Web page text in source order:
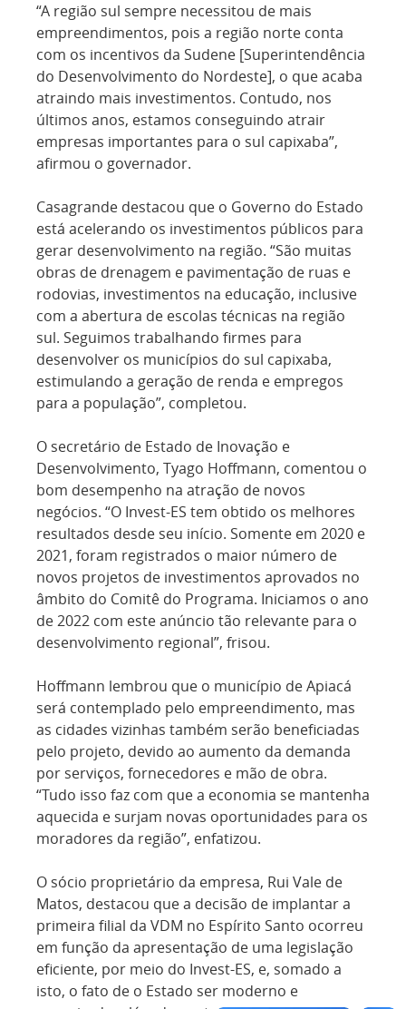
“A região sul sempre necessitou de mais
empreendimentos, pois a região norte conta
com os incentivos da Sudene [Superintendência
do Desenvolvimento do Nordeste], o que acaba
atraindo mais investimentos. Contudo, nos
últimos anos, estamos conseguindo atrair
empresas importantes para o sul capixaba”,
afirmou o governador.
Casagrande destacou que o Governo do Estado
está acelerando os investimentos públicos para
gerar desenvolvimento na região. “São muitas
obras de drenagem e pavimentação de ruas e
rodovias, investimentos na educação, inclusive
com a abertura de escolas técnicas na região
sul. Seguimos trabalhando firmes para
desenvolver os municípios do sul capixaba,
estimulando a geração de renda e empregos
para a população”, completou.
O secretário de Estado de Inovação e
Desenvolvimento, Tyago Hoffmann, comentou o
bom desempenho na atração de novos
negócios. “O Invest-ES tem obtido os melhores
resultados desde seu início. Somente em 2020 e
2021, foram registrados o maior número de
novos projetos de investimentos aprovados no
âmbito do Comitê do Programa. Iniciamos o ano
de 2022 com este anúncio tão relevante para o
desenvolvimento regional”, frisou.
Hoffmann lembrou que o município de Apiacá
será contemplado pelo empreendimento, mas
as cidades vizinhas também serão beneficiadas
pelo projeto, devido ao aumento da demanda
por serviços, fornecedores e mão de obra.
“Tudo isso faz com que a economia se mantenha
aquecida e surjam novas oportunidades para os
moradores da região”, enfatizou.
O sócio proprietário da empresa, Rui Vale de
Matos, destacou que a decisão de implantar a
primeira filial da VDM no Espírito Santo ocorreu
em função da apresentação de uma legislação
eficiente, por meio do Invest-ES, e, somado a
isto, o fato de o Estado ser moderno e